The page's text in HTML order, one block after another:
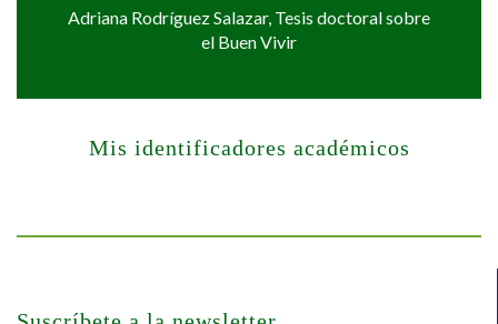
Adriana Rodríguez Salazar, Tesis doctoral sobre
el Buen Vivir
Mis identificadores académicos